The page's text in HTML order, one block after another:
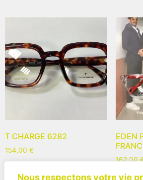
Nous respectons votre vie
T CHARGE 6282
154,00 €
EDEN
162,00